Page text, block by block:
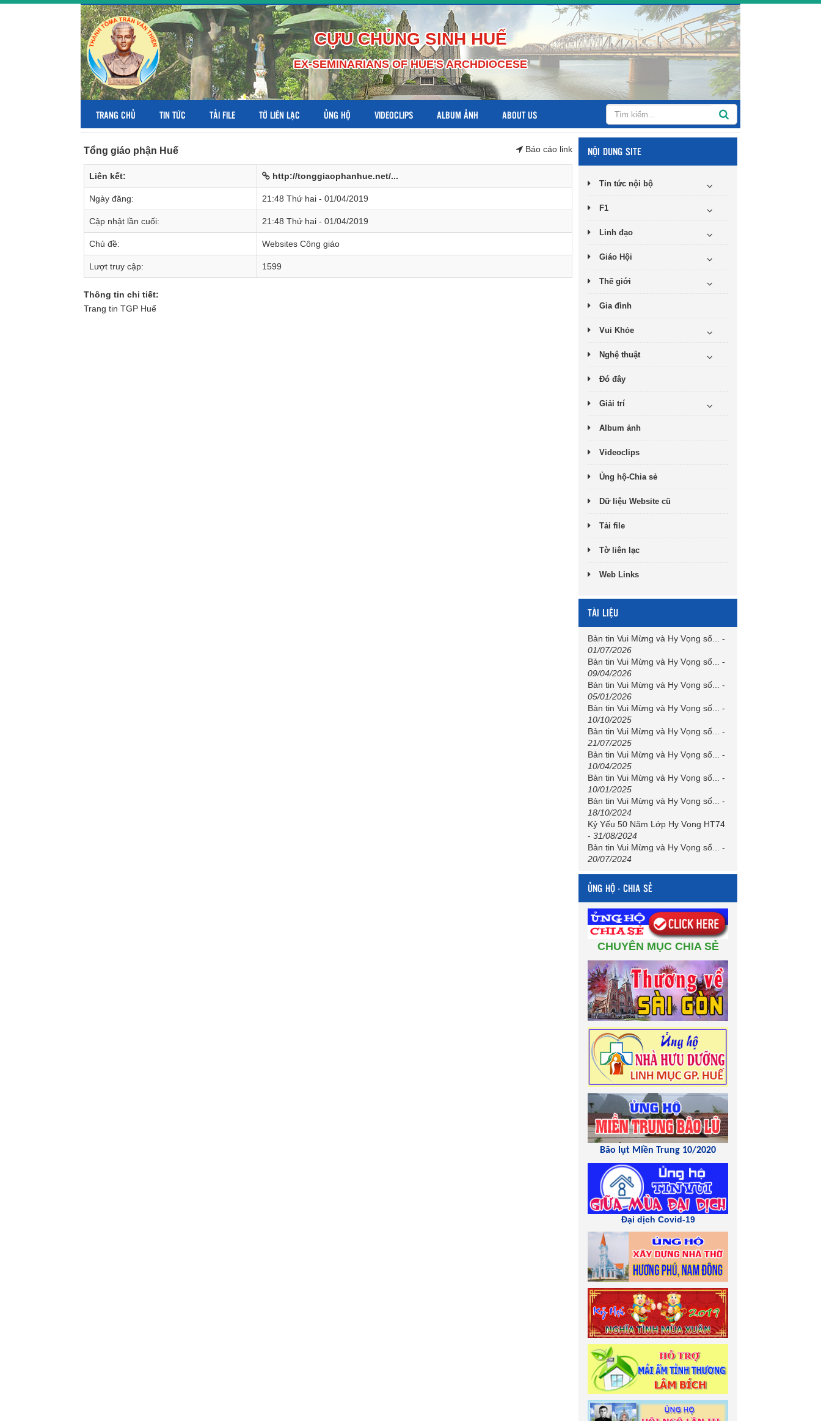
CỰU CHỦNG SINH HUẾ
EX-SEMINARIANS OF HUE'S ARCHDIOCESE
TRANG CHỦ TIN TỨC TẢI FILE TỜ LIÊN LẠC ỦNG HỘ VIDEOCLIPS ALBUM ẢNH ABOUT US
Báo cáo link
Tổng giáo phận Huế
Liên kết: http://tonggiaophanhue.net/...
Ngày đăng: 21:48 Thứ hai - 01/04/2019
Cập nhật lần cuối: 21:48 Thứ hai - 01/04/2019
Chủ đề: Websites Công giáo
Lượt truy cập: 1599
Thông tin chi tiết:
Trang tin TGP Huế
NỘI DUNG SITE
Tin tức nội bộ
F1
Linh đạo
Giáo Hội
Thế giới
Gia đình
Vui Khỏe
Nghệ thuật
Đó đây
Giải trí
Album ảnh
Videoclips
Ủng hộ-Chia sẻ
Dữ liệu Website cũ
Tải file
Tờ liên lạc
Web Links
TÀI LIỆU
Bản tin Vui Mừng và Hy Vọng số...
-
01/07/2026
Bản tin Vui Mừng và Hy Vọng số...
-
09/04/2026
Bản tin Vui Mừng và Hy Vọng số...
-
05/01/2026
Bản tin Vui Mừng và Hy Vọng số...
-
10/10/2025
Bản tin Vui Mừng và Hy Vọng số...
-
21/07/2025
Bản tin Vui Mừng và Hy Vọng số...
-
10/04/2025
Bản tin Vui Mừng và Hy Vọng số...
-
10/01/2025
Bản tin Vui Mừng và Hy Vọng số...
-
18/10/2024
Kỷ Yếu 50 Năm Lớp Hy Vọng HT74
- 31/08/2024
Bản tin Vui Mừng và Hy Vọng số...
-
20/07/2024
ỦNG HỘ - CHIA SẺ
CHUYÊN MỤC CHIA SẺ
Bão lụt Miền Trung 10/2020
Đại dịch Covid-19